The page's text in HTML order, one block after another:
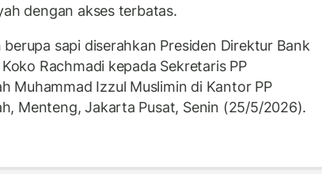
dengan akses terbatas.
sapi diserahkan Presiden Direktur Bank
Rachmadi kepada Sekretaris PP
Muhammad Izzul Muslimin di Kantor PP
Menteng, Jakarta Pusat, Senin (25/5/2026).